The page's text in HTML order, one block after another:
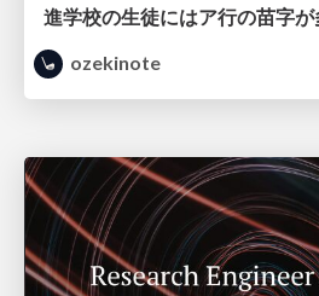
進学校の生徒にはア行の苗字
ozekinote